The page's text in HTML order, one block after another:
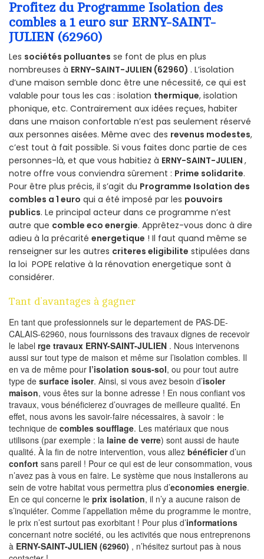
Profitez du Programme Isolation des
combles a 1 euro sur ERNY-SAINT-
JULIEN (62960)
Les sociétés polluantes se font de plus en plus
nombreuses à ERNY-SAINT-JULIEN (62960) . L’isolation
d’une maison semble donc être une nécessité, ce qui est
valable pour tous les cas : isolation thermique, isolation
phonique, etc. Contrairement aux idées reçues, habiter
dans une maison confortable n’est pas seulement réservé
aux personnes aisées. Même avec des revenus modestes,
c’est tout à fait possible. Si vous faites donc partie de ces
personnes-là, et que vous habitiez à ERNY-SAINT-JULIEN ,
notre offre vous conviendra sûrement : Prime solidarite.
Pour être plus précis, il s’agit du Programme Isolation des
combles a 1 euro qui a été imposé par les pouvoirs
publics. Le principal acteur dans ce programme n’est
autre que comble eco energie. Apprêtez-vous donc à dire
adieu à la précarité energetique ! Il faut quand même se
renseigner sur les autres criteres eligibilite stipulées dans
la loi POPE relative à la rénovation energetique sont à
considérer.
Tant d’avantages à gagner
En tant que professionnels sur le departement de PAS-DE-
CALAIS-62960, nous fournissons des travaux dignes de recevoir
le label rge travaux ERNY-SAINT-JULIEN . Nous intervenons
aussi sur tout type de maison et même sur l’isolation combles. Il
en va de même pour l’isolation sous-sol, ou pour tout autre
type de surface isoler. Ainsi, si vous avez besoin d’isoler
maison, vous êtes sur la bonne adresse ! En nous confiant vos
travaux, vous bénéficierez d’ouvrages de meilleure qualité. En
effet, nous avons les savoir-faire nécessaires, à savoir : le
technique de combles soufflage. Les matériaux que nous
utilisons (par exemple : la laine de verre) sont aussi de haute
qualité. À la fin de notre intervention, vous allez bénéficierd’un
confort sans pareil ! Pour ce qui est de leur consommation, vous
n’avez pas à vous en faire. Le système que nous installerons au
sein de votre habitat vous permettra plus d’economies energie.
En ce qui concerne le prix isolation, il n’y a aucune raison de
s’inquiéter. Comme l’appellation même du programme le montre,
le prix n’est surtout pas exorbitant ! Pour plus d’informations
concernant notre société, ou les activités que nous entreprenons
à ERNY-SAINT-JULIEN (62960) , n’hésitez surtout pas à nous